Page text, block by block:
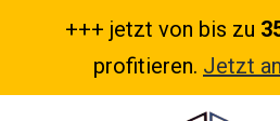
+++ jetzt von bis zu
profitieren. Jetzt